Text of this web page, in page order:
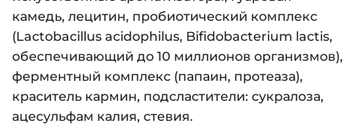
камедь, лецитин, пробиотический комплекс
(Lactobacillus acidophilus, Bifidobacterium lactis,
обеспечивающий до 10 миллионов организмов),
ферментный комплекс (папаин, протеаза),
краситель кармин, подсластители: сукралоза,
ацесульфам калия, стевия.